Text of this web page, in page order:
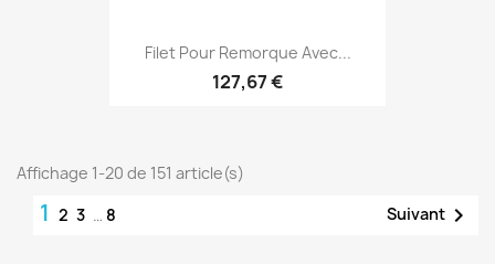
Filet Pour Remorque Avec...
127,67 €
Affichage 1-20 de 151 article(s)
1 2 3 … 8 Suivant 